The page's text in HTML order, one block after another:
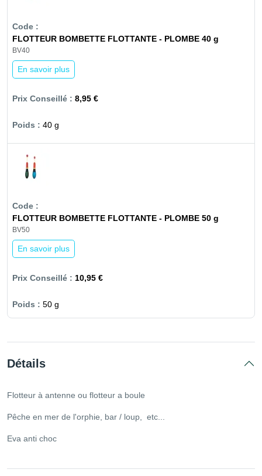
FLOTTEUR BOMBETTE FLOTTANTE - PLOMBE 40 g
BV40
En savoir plus
8,95 €
40 g
FLOTTEUR BOMBETTE FLOTTANTE - PLOMBE 50 g
BV50
En savoir plus
10,95 €
50 g
Détails
Flotteur à antenne ou flotteur a boule
Pêche en mer de l'orphie, bar / loup, etc...
Eva anti choc